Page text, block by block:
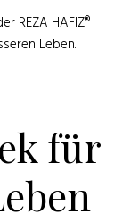
REZA HAFIZ®
Leben.
für